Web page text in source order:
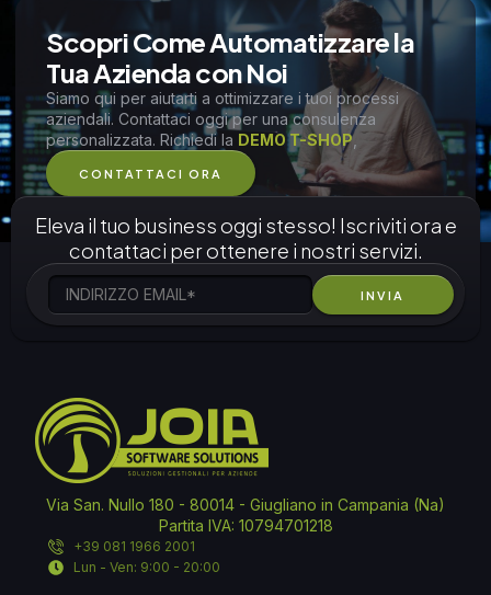
Scopri Come Automatizzare la
Tua Azienda con Noi
Siamo qui per aiutarti a ottimizzare i tuoi processi
aziendali. Contattaci oggi per una consulenza
personalizzata. Richiedi la DEMO T-SHOP,
CONTATTACI ORA
Eleva il tuo business oggi stesso! Iscriviti ora e
contattaci per ottenere i nostri servizi.
Via San. Nullo 180 - 80014 - Giugliano in Campania (Na)
Partita IVA: 10794701218
+39 081 1966 2001
Lun - Ven: 9:00 - 20:00